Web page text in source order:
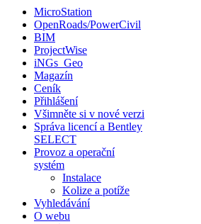
MicroStation
OpenRoads/PowerCivil
BIM
ProjectWise
iNGs_Geo
Magazín
Ceník
Přihlášení
Všimněte si v nové verzi
Správa licencí a Bentley
SELECT
Provoz a operační
systém
Instalace
Kolize a potíže
Vyhledávání
O webu